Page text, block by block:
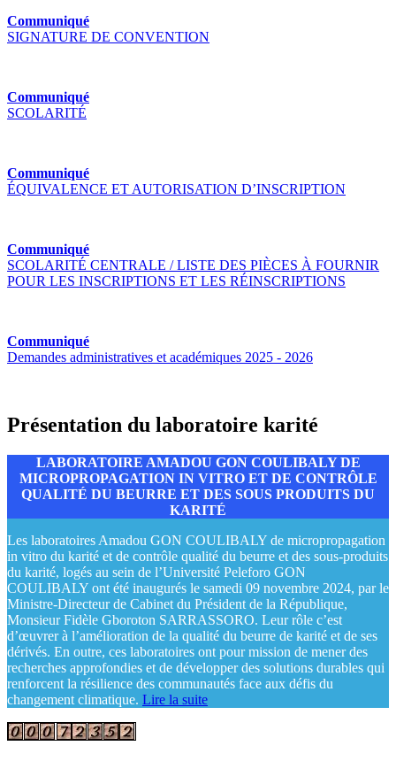
Communiqué
SIGNATURE DE CONVENTION
Communiqué
SCOLARITÉ
Communiqué
ÉQUIVALENCE ET AUTORISATION D’INSCRIPTION
Communiqué
SCOLARITÉ CENTRALE / LISTE DES PIÈCES À FOURNIR
POUR LES INSCRIPTIONS ET LES RÉINSCRIPTIONS
Communiqué
Demandes administratives et académiques 2025 - 2026
Présentation du laboratoire karité
LABORATOIRE AMADOU GON COULIBALY DE
MICROPROPAGATION IN VITRO ET DE CONTRÔLE
QUALITÉ DU BEURRE ET DES SOUS PRODUITS DU
KARITÉ
Les laboratoires Amadou GON COULIBALY de micropropagation
in vitro du karité et de contrôle qualité du beurre et des sous-produits
du karité, logés au sein de l’Université Peleforo GON
COULIBALY ont été inaugurés le samedi 09 novembre 2024, par le
Ministre-Directeur de Cabinet du Président de la République,
Monsieur Fidèle Gboroton SARRASSORO. Leur rôle c’est
d’œuvrer à l’amélioration de la qualité du beurre de karité et de ses
dérivés. En outre, ces laboratoires ont pour mission de mener des
recherches approfondies et de développer des solutions durables qui
renforcent la résilience des communautés face aux défis du
changement climatique. Lire la suite